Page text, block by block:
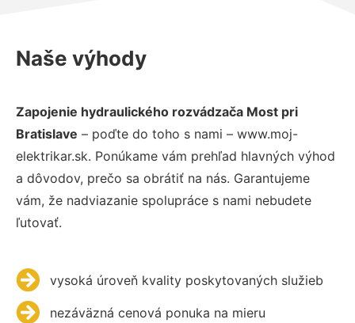
Naše výhody
Zapojenie hydraulického rozvádzača Most pri
Bratislave – poďte do toho s nami – www.moj-
elektrikar.sk. Ponúkame vám prehľad hlavných výhod
a dôvodov, prečo sa obrátiť na nás. Garantujeme
vám, že nadviazanie spolupráce s nami nebudete
ľutovať.
vysoká úroveň kvality poskytovaných služieb
nezáväzná cenová ponuka na mieru